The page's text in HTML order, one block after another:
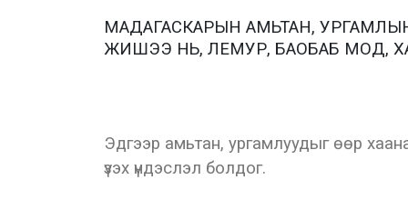
МАДАГАСКАРЫН АМЬТАН,
ЖИШЭЭ НЬ, ЛЕМУР, БАОБАБ МОД,
Эдгээр амьтан, ургамлуудыг өөр
үзэх үндэслэл болдог.